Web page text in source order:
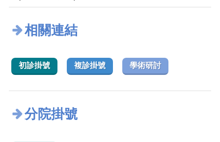
相關連結
初診掛號 複診掛號 學術研討
分院掛號